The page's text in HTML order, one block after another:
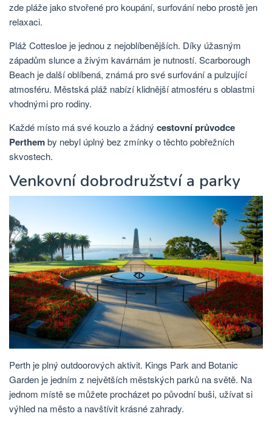
zde pláže jako stvořené pro koupání, surfování nebo prostě jen
relaxaci.
Pláž Cottesloe je jednou z nejoblíbenějších. Díky úžasným
západům slunce a živým kavárnám je nutností. Scarborough
Beach je další oblíbená, známá pro své surfování a pulzující
atmosféru. Městská pláž nabízí klidnější atmosféru s oblastmi
vhodnými pro rodiny.
Každé místo má své kouzlo a žádný cestovní průvodce
Perthemby nebyl úplný bez zmínky o těchto pobřežních
skvostech.
Venkovní dobrodružství a parky
Perth je plný outdoorových aktivit. Kings Park and Botanic
Garden je jedním z největších městských parků na světě. Na
jednom místě se můžete procházet po původní buši, užívat si
výhled na město a navštívit krásné zahrady.